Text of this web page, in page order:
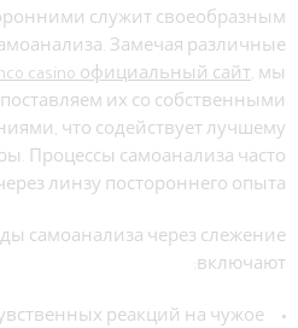
служит своеобразным
Замечая различные
casino официальный сайт, мы
их со собственными
что содействует лучшему
Процессы самоанализа часто
линзу постороннего опыта.
самоанализа через слежение
включают:
реакций на чужое